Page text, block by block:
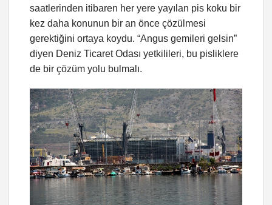
saatlerinden itibaren her yere yayılan pis koku bir
kez daha konunun bir an önce çözülmesi
gerektiğini ortaya koydu. “Angus gemileri gelsin”
diyen Deniz Ticaret Odası yetkilileri, bu pisliklere
de bir çözüm yolu bulmalı.